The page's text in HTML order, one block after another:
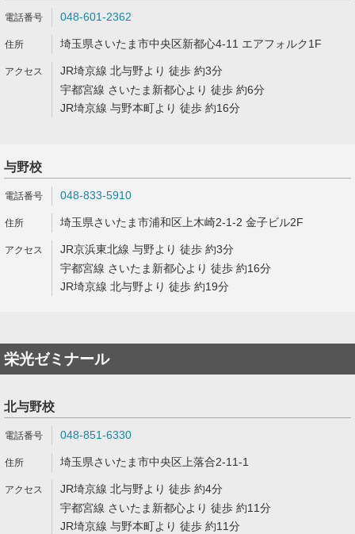
048-601-2362
埼玉県さいたま市中央区新都心4-11 エアフォルク1F
JR埼京線 北与野より 徒歩 約3分
宇都宮線 さいたま新都心より 徒歩 約6分
JR埼京線 与野本町より 徒歩 約16分
与野校
048-833-5910
埼玉県さいたま市浦和区上木崎2-1-2 金子ビル2F
JR京浜東北線 与野より 徒歩 約3分
宇都宮線 さいたま新都心より 徒歩 約16分
JR埼京線 北与野より 徒歩 約19分
栄光ゼミナール
北与野校
048-851-6330
埼玉県さいたま市中央区上落合2-11-1
JR埼京線 北与野より 徒歩 約4分
宇都宮線 さいたま新都心より 徒歩 約11分
JR埼京線 与野本町より 徒歩 約11分